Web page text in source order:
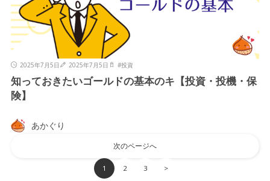
2025年7月5日 2025年7月5日 #投資
知っておきたいゴールドの基本のキ【投資・投機・保
険】
あかぐり
次のページへ
1 2 3 >